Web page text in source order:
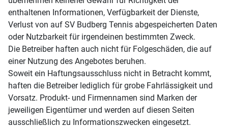
enthaltenen Informationen, Verfügbarkeit der Dienste,
Verlust von auf SV Budberg Tennis abgespeicherten Daten
oder Nutzbarkeit für irgendeinen bestimmten Zweck.
Die Betreiber haften auch nicht für Folgeschäden, die auf
einer Nutzung des Angebotes beruhen.
Soweit ein Haftungsausschluss nicht in Betracht kommt,
haften die Betreiber lediglich für grobe Fahrlässigkeit und
Vorsatz. Produkt- und Firmennamen sind Marken der
jeweiligen Eigentümer und werden auf diesen Seiten
ausschließlich zu Informationszwecken eingesetzt.